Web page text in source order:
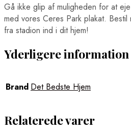
Gå ikke glip af muligheden for at
med vores Ceres Park plakat.
fra stadion ind i dit hjem!
Yderligere information
Brand Det Bedste Hjem
Relaterede varer